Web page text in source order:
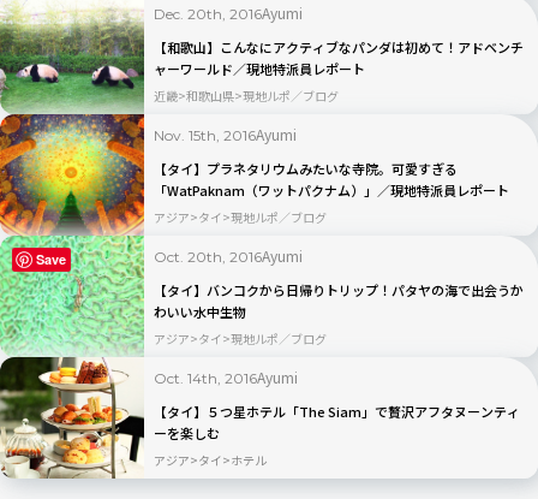
Dec. 20th, 2016Ayumi
【和歌山】こんなにアクティブなパンダは初めて！アドベンチ
ャーワールド／現地特派員レポート
近畿 和歌山県 現地ルポ／ブログ
Nov. 15th, 2016Ayumi
【タイ】プラネタリウムみたいな寺院。可愛すぎる
「WatPaknam（ワットパクナム）」／現地特派員レポート
アジア タイ 現地ルポ／ブログ
Oct. 20th, 2016Ayumi
【タイ】バンコクから日帰りトリップ！パタヤの海で出会うか
わいい水中生物
アジア タイ 現地ルポ／ブログ
Oct. 14th, 2016Ayumi
【タイ】５つ星ホテル「The Siam」で贅沢アフタヌーンティ
ーを楽しむ
アジア タイ ホテル
Save